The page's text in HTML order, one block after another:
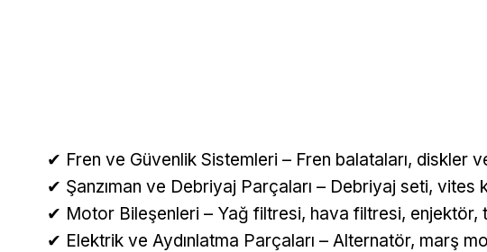
✔ Fren ve Güvenlik Sistemleri – Fren balataları, diskler
✔ Şanzıman ve Debriyaj Parçaları – Debriyaj seti, vites
✔ Motor Bileşenleri – Yağ filtresi, hava filtresi, enjektör,
✔ Elektrik ve Aydınlatma Parçaları – Alternatör, marş